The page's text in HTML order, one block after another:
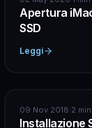
Apertura
SSD
Leggi
APPLE
09 Nov 2018·2
Installazione